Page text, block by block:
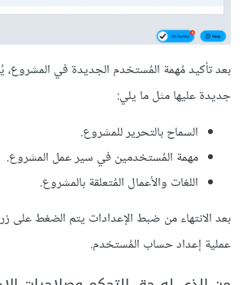
بعد تأكيد مُهمة المُستخدم الجديدة في المشروع،
جديدة عليها مثل ما يلي:
السماح بالتحرير للمشروع.
مهمة المُستخدمين في سير عمل المشروع.
اللغات والأعمال المُتعلقة بالمشروع.
عملية إعداد حساب المُستخدم.